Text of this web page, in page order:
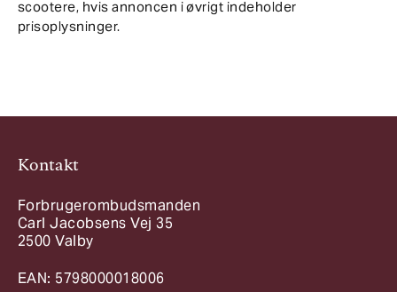
scootere, hvis annoncen i øvrigt indeholder
prisoplysninger.
Kontakt
Forbrugerombudsmanden
Carl Jacobsens Vej 35
2500 Valby
EAN: 5798000018006